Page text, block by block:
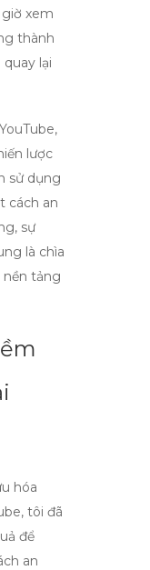
giờ xem
thành
lại
,
lược
sử dụng
cách an
sự
là chìa
tảng
hóa
tôi đã
để
an